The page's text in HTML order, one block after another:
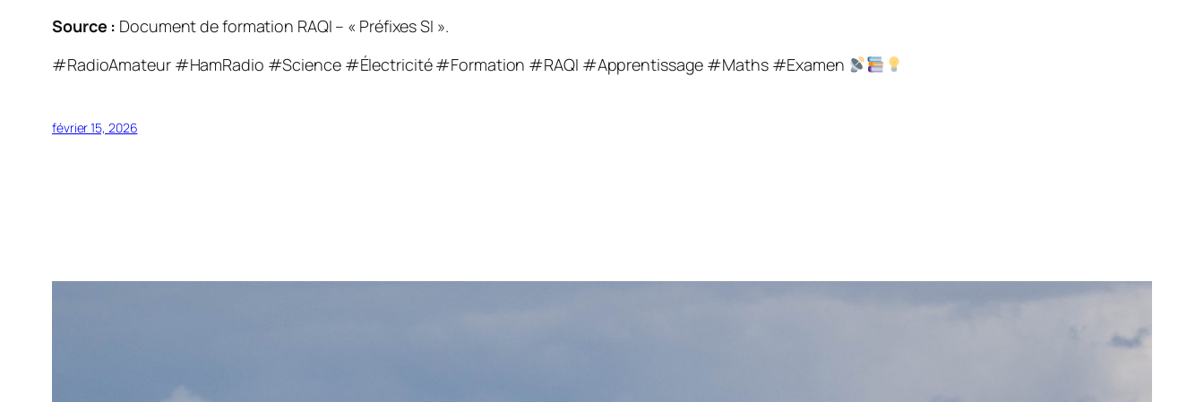
Source : Document de formation RAQI – « Préfixes SI ».
#RadioAmateur #HamRadio #Science #Électricité #Formation #RAQI #Apprentissage #Maths #Examen
février 15, 2026